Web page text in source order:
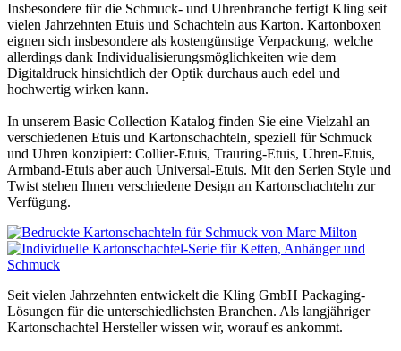
Insbesondere für die Schmuck- und Uhrenbranche fertigt Kling seit
vielen Jahrzehnten Etuis und Schachteln aus Karton. Kartonboxen
eignen sich insbesondere als kostengünstige Verpackung, welche
allerdings dank Individualisierungsmöglichkeiten wie dem
Digitaldruck hinsichtlich der Optik durchaus auch edel und
hochwertig wirken kann.
In unserem Basic Collection Katalog finden Sie eine Vielzahl an
verschiedenen Etuis und Kartonschachteln, speziell für Schmuck
und Uhren konzipiert: Collier-Etuis, Trauring-Etuis, Uhren-Etuis,
Armband-Etuis aber auch Universal-Etuis. Mit den Serien Style und
Twist stehen Ihnen verschiedene Design an Kartonschachteln zur
Verfügung.
Seit vielen Jahrzehnten entwickelt die Kling GmbH Packaging-
Lösungen für die unterschiedlichsten Branchen. Als langjähriger
Kartonschachtel Hersteller wissen wir, worauf es ankommt.